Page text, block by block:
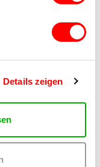
Details zeigen
RADICAL KINSHIP